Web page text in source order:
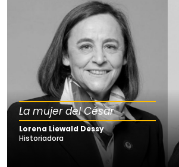
La mujer del César
Lorena Liewald Dessy
Historiadora